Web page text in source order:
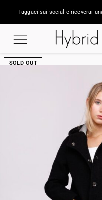
Taggaci sui social e riceverai
SOLD OUT